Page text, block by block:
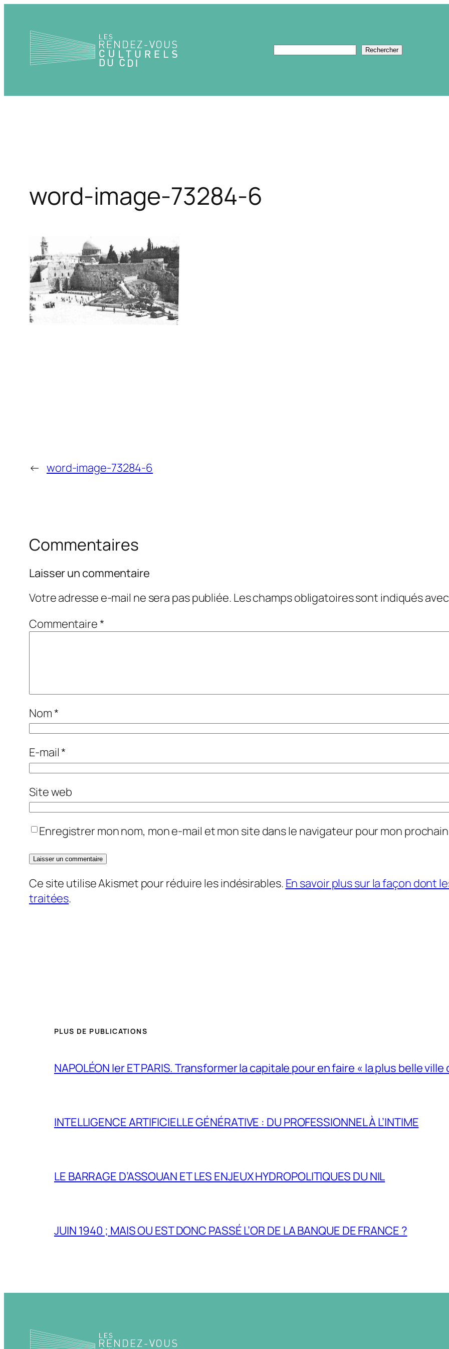
contenu
Rechercher Rechercher
word-image-73284-6
← word-image-73284-6
Commentaires
Laisser un commentaire
Votre adresse e-mail ne sera pas publiée. Les champs obligatoires sont indiqués
Commentaire*
Nom*
E-mail*
Site web
Enregistrer mon nom, mon e-mail et mon site dans le navigateur pour mon
Ce site utilise Akismet pour réduire les indésirables. En savoir plus sur la façon dont
traitées.
PLUS DE PUBLICATIONS
NAPOLÉON Ier ET PARIS. Transformer la capitale pour en faire « la plus belle
INTELLIGENCE ARTIFICIELLE GÉNÉRATIVE : DU PROFESSIONNEL À L’INTIME
LE BARRAGE D’ASSOUAN ET LES ENJEUX HYDROPOLITIQUES DU NIL
JUIN 1940 ; MAIS OU EST DONC PASSÉ L’OR DE LA BANQUE DE FRANCE ?